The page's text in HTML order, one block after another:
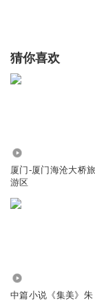
猜你喜欢
厦门-厦门海沧大桥旅
游区
中篇小说《集美》朱